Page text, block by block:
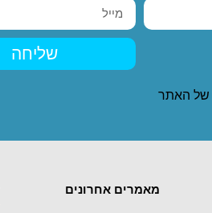
שליחה
של האתר
מאמרים אחרונים